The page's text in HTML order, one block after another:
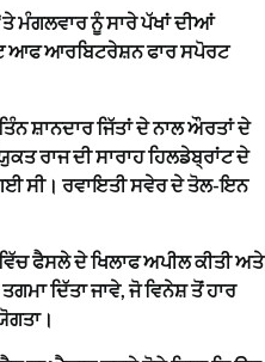
ਮੰਗਲਵਾਰ ਨੂੰ ਸਾਰੇ ਪੱਖਾਂ ਦੀਆਂ
ਆਫ ਆਰਬਿਟਰੇਸ਼ਨ ਫਾਰ ਸਪੋਰਟ
ਸ਼ਾਨਦਾਰ ਜਿੱਤਾਂ ਦੇ ਨਾਲ ਔਰਤਾਂ ਦੇ
ਰਾਜ ਦੀ ਸਾਰਾਹ ਹਿਲਡੇਬ੍ਰਾਂਟ ਦੇ
ਸੀ। ਰਵਾਇਤੀ ਸਵੇਰ ਦੇ ਤੋਲ-ਇਨ
ਫੈਸਲੇ ਦੇ ਖਿਲਾਫ ਅਪੀਲ ਕੀਤੀ ਅਤੇ
ਦਿੱਤਾ ਜਾਵੇ, ਜੋ ਵਿਨੇਸ਼ ਤੋਂ ਹਾਰ